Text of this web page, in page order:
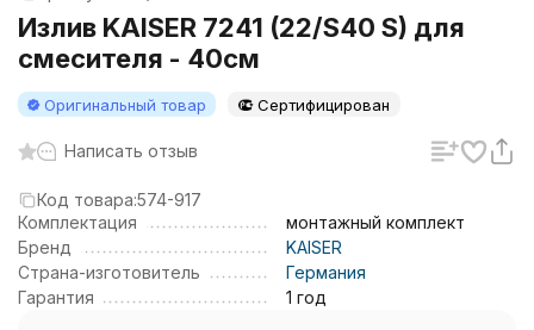
Излив KAISER 7241 (22/S40 S) для
смесителя - 40см
Оригинальный товар Сертифицирован
Написать отзыв
Код товара:574-917
Комплектация
монтажный комплект
Бренд
KAISER
Страна-изготовитель
Германия
Гарантия
1 год